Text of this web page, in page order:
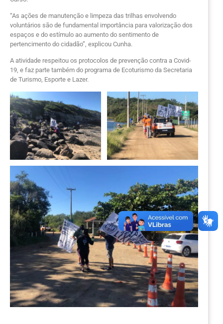
“As ações de manutenção e limpeza das trilhas envolvendo
voluntários são de fundamental importância para valorização dos
espaços e do estímulo ao aumento do sentimento de
pertencimento do cidadão”, explicou Cunha.
A atividade respeitou os protocolos de prevenção contra a Covid-
19, e faz parte também do programa de Ecoturismo da Secretaria
de Turismo, Esporte e Lazer.